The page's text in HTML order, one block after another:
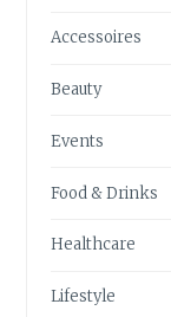
Accessoires
Beauty
Events
Food & Drinks
Healthcare
Lifestyle